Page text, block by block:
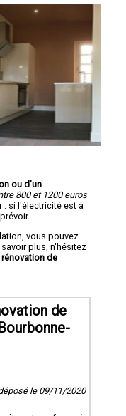
ou d'un
800 et 1200 euros
: si l'électricité est à
vous pouvez
plus, n'hésitez
rénovation de
de
le 09/11/2020